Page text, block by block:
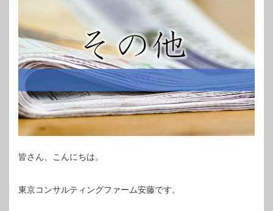
皆さん、こんにちは。
東京コンサルティングファーム安藤です。